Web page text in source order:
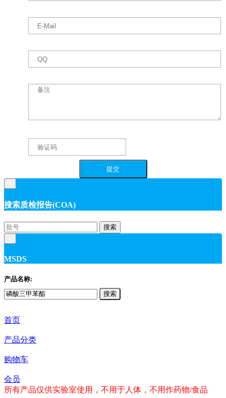
搜索质检报告(COA)
搜索
MSDS
产品名称:
搜索
首页
产品分类
购物车
会员
所有产品仅供实验室使用，不用于人体，不用作药物/食品